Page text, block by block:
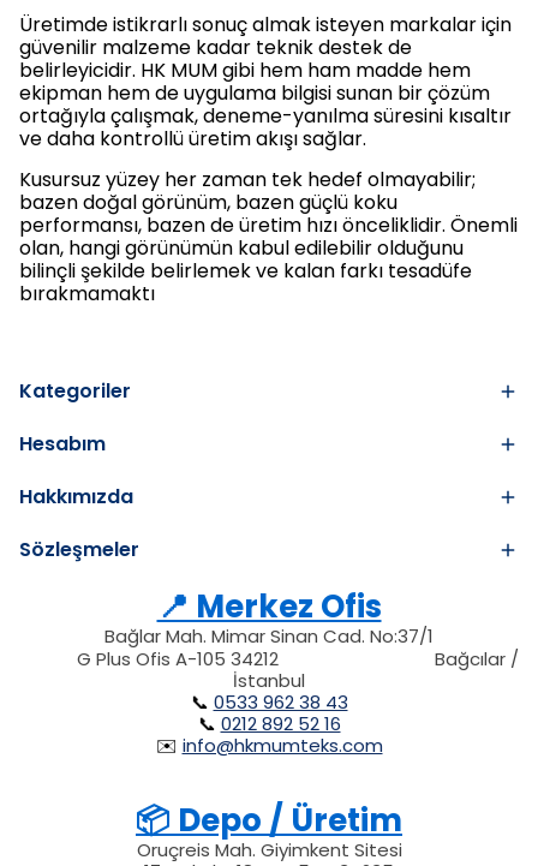
Üretimde istikrarlı sonuç almak isteyen markalar için
güvenilir malzeme kadar teknik destek de
belirleyicidir. HK MUM gibi hem ham madde hem
ekipman hem de uygulama bilgisi sunan bir çözüm
ortağıyla çalışmak, deneme-yanılma süresini kısaltır
ve daha kontrollü üretim akışı sağlar.
Kusursuz yüzey her zaman tek hedef olmayabilir;
bazen doğal görünüm, bazen güçlü koku
performansı, bazen de üretim hızı önceliklidir. Önemli
olan, hangi görünümün kabul edilebilir olduğunu
bilinçli şekilde belirlemek ve kalan farkı tesadüfe
bırakmamaktı
Kategoriler
Hesabım
Hakkımızda
Sözleşmeler
📍 Merkez Ofis
Bağlar Mah. Mimar Sinan Cad. No:37/1
G Plus Ofis A-105 34212
Bağcılar /
İstanbul
📞 0533 962 38 43
📞 0212 892 52 16
✉️ info@hkmumteks.com
📦 Depo / Üretim
Oruçreis Mah. Giyimkent Sitesi